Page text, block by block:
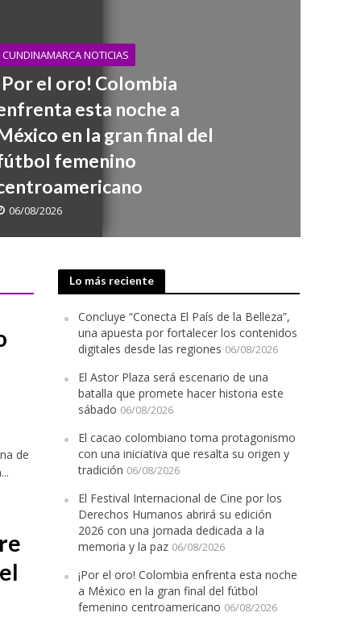
en Bogotá y Guasca
CUNDINAMARCA NOTICIAS
el oro! Colombia
esta noche a
en la gran final del
femenino
06/08/2026
de
Lo más reciente
Concluye “Conecta El País de la Belleza”,
una apuesta por fortalecer los contenidos
digitales desde las regiones 06/08/2026
El Astor Plaza será escenario de una
batalla que promete hacer historia este
sábado 06/08/2026
El cacao colombiano toma protagonismo
con una iniciativa que resalta su origen y
tradición 06/08/2026
El Festival Internacional de Cine por los
Derechos Humanos abrirá su edición
2026 con una jornada dedicada a la
memoria y la paz 06/08/2026
¡Por el oro! Colombia enfrenta esta noche
a México en la gran final del fútbol
femenino centroamericano 06/08/2026